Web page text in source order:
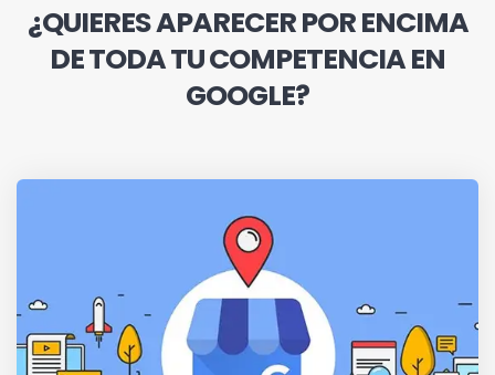
¿QUIERES APARECER POR ENCIMA
DE TODA TU COMPETENCIA EN
GOOGLE?